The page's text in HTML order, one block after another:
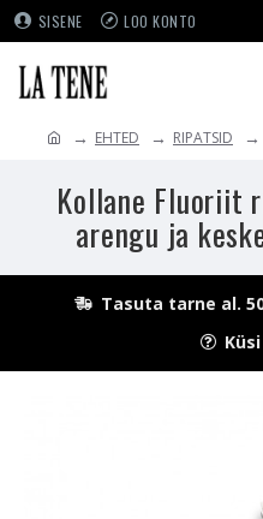
SISENE LOO KONTO
EHTED RIPATSID
Kollane Fluoriit
arengu ja
Tasuta tarne al.